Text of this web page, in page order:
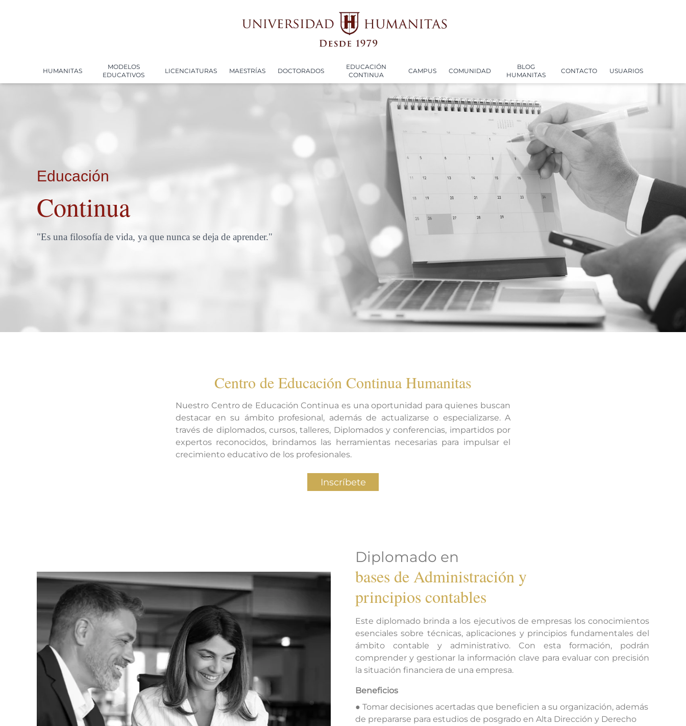
HUMANITAS
MODELOS
EDUCATIVOS
LICENCIATURAS MAESTRÍAS DOCTORADOS
EDUCACIÓN
CONTINUA
CAMPUS COMUNIDAD
BLOG
HUMANITAS
CONTACTO USUARIOS
Educación
Continua
"Es una filosofía de vida, ya que nunca se deja de aprender."
Centro de Educación Continua Humanitas
Nuestro Centro de Educación Continua es una oportunidad para quienes buscan
destacar en su ámbito profesional, además de actualizarse o especializarse. A
través de diplomados, cursos, talleres, Diplomados y conferencias, impartidos por
expertos reconocidos, brindamos las herramientas necesarias para impulsar el
crecimiento educativo de los profesionales.
Inscríbete
Diplomado en
bases de Administración y
principios contables
Este diplomado brinda a los ejecutivos de empresas los conocimientos
esenciales sobre técnicas, aplicaciones y principios fundamentales del
ámbito contable y administrativo. Con esta formación, podrán
comprender y gestionar la información clave para evaluar con precisión
la situación financiera de una empresa.
Beneficios
● Tomar decisiones acertadas que beneficien a su organización, además
de prepararse para estudios de posgrado en Alta Dirección y Derecho